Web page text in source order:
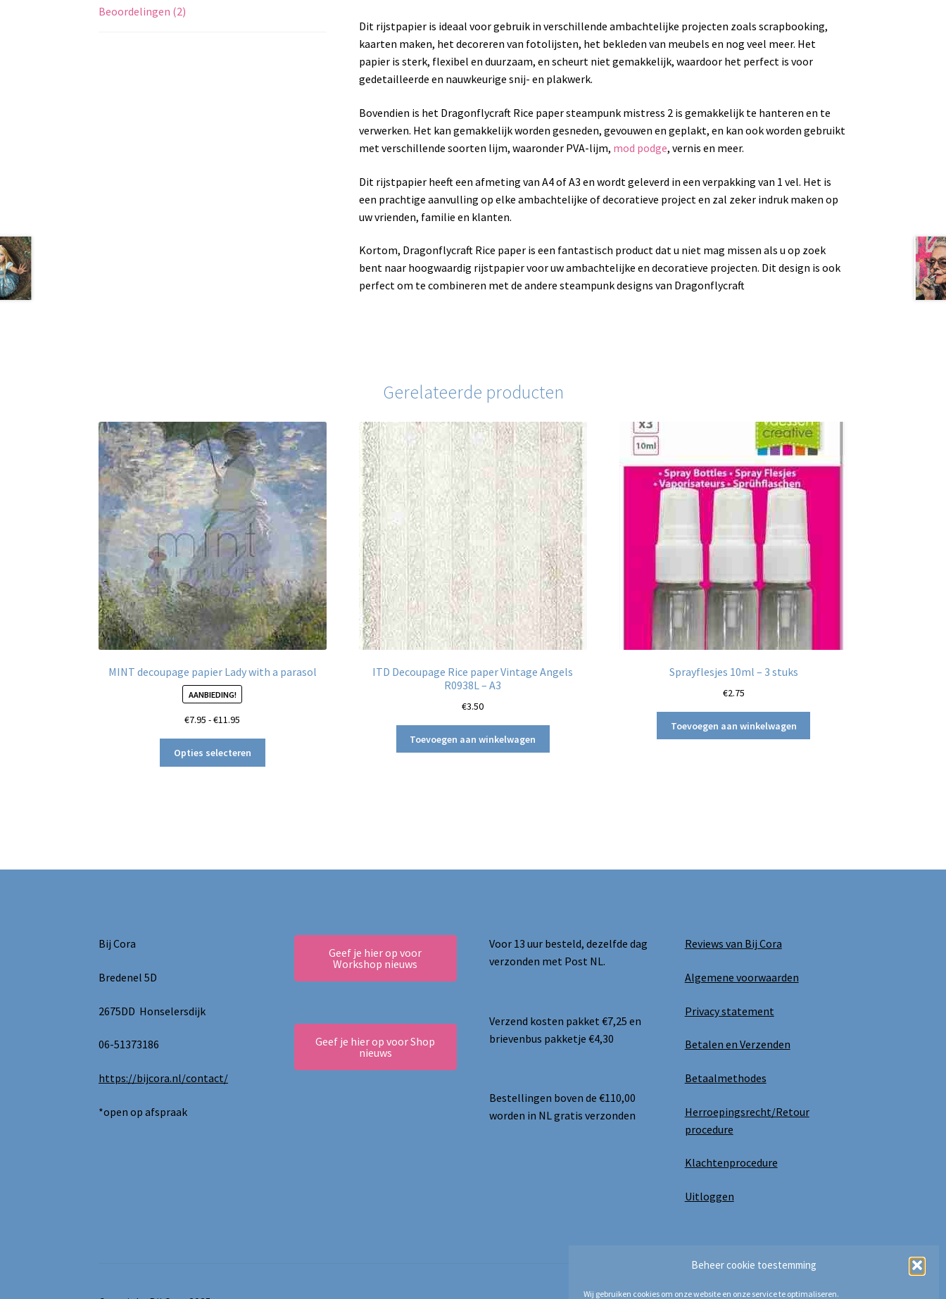
Beheer cookie toestemming
Wij gebruiken cookies om onze website en onze service te optimaliseren.
Beoordelingen (2)
Dit rijstpapier is ideaal voor gebruik in verschillende ambachtelijke projecten zoals scrapbooking,
kaarten maken, het decoreren van fotolijsten, het bekleden van meubels en nog veel meer. Het
papier is sterk, flexibel en duurzaam, en scheurt niet gemakkelijk, waardoor het perfect is voor
gedetailleerde en nauwkeurige snij- en plakwerk.
Bovendien is het Dragonflycraft Rice paper steampunk mistress 2 is gemakkelijk te hanteren en te
verwerken. Het kan gemakkelijk worden gesneden, gevouwen en geplakt, en kan ook worden gebruikt
met verschillende soorten lijm, waaronder PVA-lijm, mod podge, vernis en meer.
Dit rijstpapier heeft een afmeting van A4 of A3 en wordt geleverd in een verpakking van 1 vel. Het is
een prachtige aanvulling op elke ambachtelijke of decoratieve project en zal zeker indruk maken op
uw vrienden, familie en klanten.
Kortom, Dragonflycraft Rice paper is een fantastisch product dat u niet mag missen als u op zoek
bent naar hoogwaardig rijstpapier voor uw ambachtelijke en decoratieve projecten. Dit design is ook
perfect om te combineren met de andere steampunk designs van Dragonflycraft
Gerelateerde producten
MINT decoupage papier Lady with a parasol
AANBIEDING!
€7.95 -€11.95
tot
€11.95
Opties selecteren
gekozen
ITD Decoupage Rice paper Vintage Angels
R0938L – A3
€3.50
Toevoegen aan winkelwagen
Sprayflesjes 10ml – 3 stuks
€2.75
Toevoegen aan winkelwagen
Bij Cora
Bredenel 5D
2675DD Honselersdijk
06-51373186
https://bijcora.nl/contact/
*open op afspraak
Geef je hier op voor
Workshop nieuws
Geef je hier op voor Shop
nieuws
Voor 13 uur besteld, dezelfde dag
verzonden met Post NL.
Verzend kosten pakket €7,25 en
brievenbus pakketje €4,30
Bestellingen boven de €110,00
worden in NL gratis verzonden
Reviews van Bij Cora
Algemene voorwaarden
Privacy statement
Betalen en Verzenden
Betaalmethodes
Herroepingsrecht/Retour
procedure
Klachtenprocedure
Uitloggen